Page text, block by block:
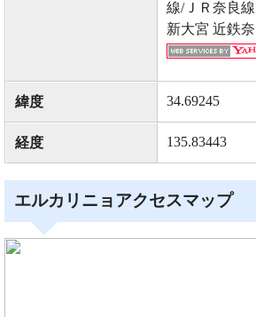
線/ＪＲ奈良線
新大宮 近鉄
緯度 34.69245
経度 135.83443
エルカリニョアクセスマップ